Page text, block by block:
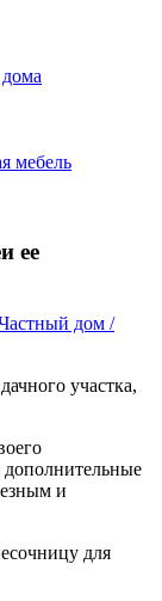
мебель
ее
дом /
дополнительные
и
для